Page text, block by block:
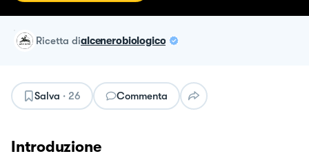
ricetta dialcenerobiologico
Salva · 26 Commenta
Introduzione